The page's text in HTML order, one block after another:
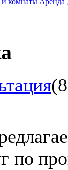
по